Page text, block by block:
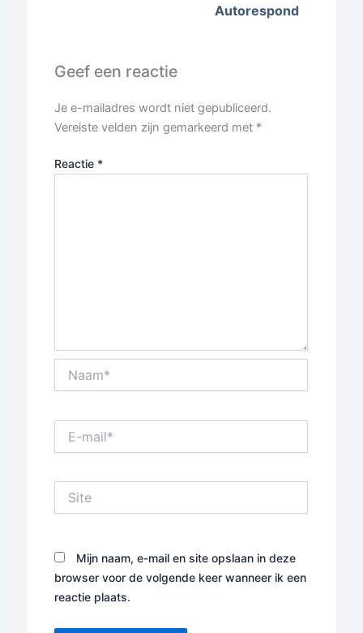
Autorespond
Geef een reactie
Je e-mailadres wordt niet gepubliceerd.
Vereiste velden zijn gemarkeerd met *
Reactie *
mail*
Mijn naam, e-mail en site opslaan in deze
browser voor de volgende keer wanneer ik een
reactie plaats.